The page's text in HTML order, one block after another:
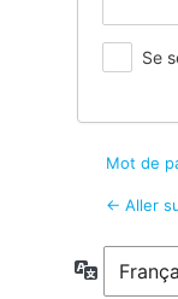
Se
Mot de
← Aller
Langue